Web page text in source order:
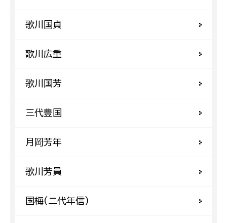
歌川国貞
歌川広重
歌川国芳
三代豊国
月岡芳年
歌川芳員
国梅(二代年信)